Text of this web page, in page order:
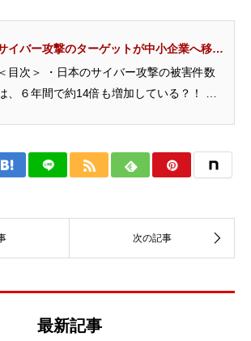
イバー攻撃のターゲットが中小企業へ移
行！脅威から会社を守る対策は急務です。
＜目次＞ ・日本のサイバー攻撃の被害件数
、６年間で約14倍も増加している？！ ・
最新記事